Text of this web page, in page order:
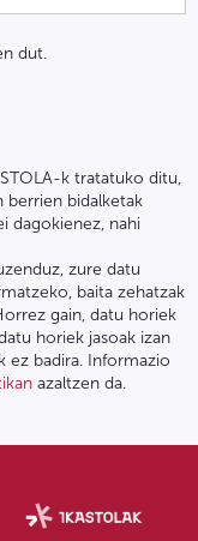
dut.
k tratatuko ditu,
berrien bidalketak
dagokienez, nahi
zure datu
baita zehatzak
gain, datu horiek
horiek jasoak izan
ez badira. Informazio
azaltzen da.